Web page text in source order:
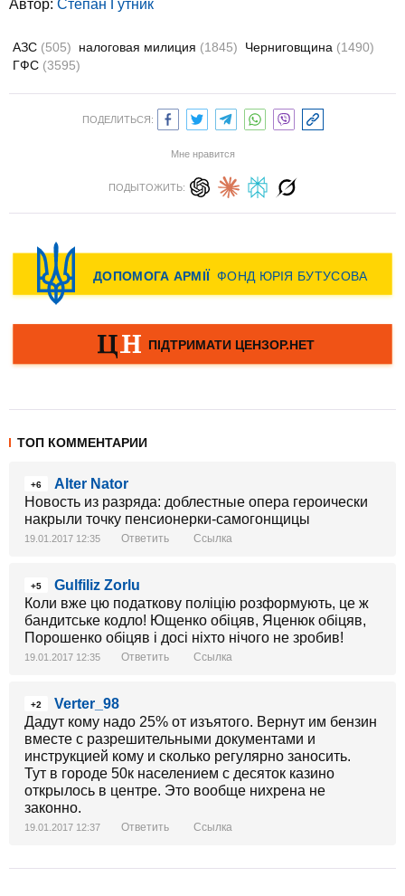
Автор: Степан Гутник
АЗС (505) налоговая милиция (1845) Черниговщина (1490)
ГФС (3595)
ПОДЕЛИТЬСЯ:
Мне нравится
ПОДЫТОЖИТЬ:
ТОП КОММЕНТАРИИ
+6
Alter Nator
Новость из разряда: доблестные опера героически
накрыли точку пенсионерки-самогонщицы
19.01.2017 12:35 Ответить Ссылка
+5
Gulfiliz Zorlu
Коли вже цю податкову поліцію розформують, це ж
бандитське кодло! Ющенко обіцяв, Яценюк обіцяв,
Порошенко обіцяв і досі ніхто нічого не зробив!
19.01.2017 12:35 Ответить Ссылка
+2
Verter_98
Дадут кому надо 25% от изъятого. Вернут им бензин
вместе с разрешительными документами и
инструкцией кому и сколько регулярно заносить.
Тут в городе 50к населением с десяток казино
открылось в центре. Это вообще нихрена не
законно.
19.01.2017 12:37 Ответить Ссылка